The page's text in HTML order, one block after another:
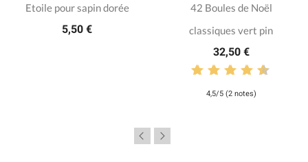
Etoile pour sapin dorée
5,50 €
42 Boules de Noël
classiques vert pin
32,50 €
4,5/5 (2 notes)